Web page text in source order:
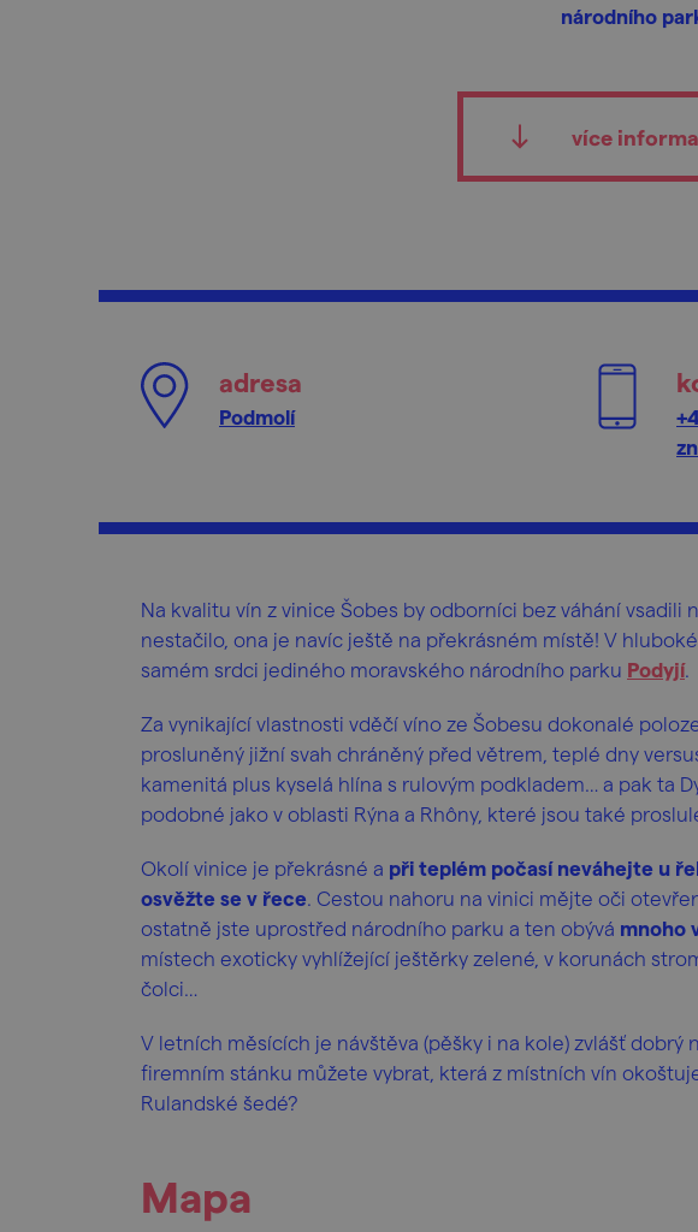
národního
více
adresa
Podmolí
Na kvalitu vín z vinice Šobes by odborníci bez váhání vsadili
nestačilo, ona je navíc ještě na překrásném místě! V
samém srdci jediného moravského národního parku Podyjí.
Za vynikající vlastnosti vděčí víno ze Šobesu dokonalé
prosluněný jižní svah chráněný před větrem, teplé dny
kamenitá plus kyselá hlína s rulovým podkladem… a pak ta
podobné jako v oblasti Rýna a Rhôny, které jsou také
Okolí vinice je překrásné a při teplém počasí neváhejte u
osvěžte se v řece. Cestou nahoru na vinici mějte oči
ostatně jste uprostřed národního parku a ten obývá mnoho
místech exoticky vyhlížející ještěrky zelené, v korunách
čolci…
V letních měsících je návštěva (pěšky i na kole) zvlášť dobrý
firemním stánku můžete vybrat, která z místních vín
Rulandské šedé?
Mapa